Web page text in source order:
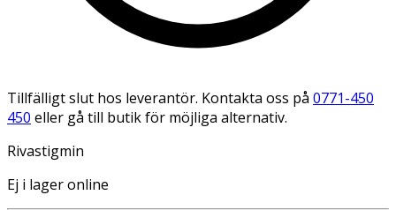
Tillfälligt slut hos leverantör. Kontakta oss på 0771-450
450 eller gå till butik för möjliga alternativ.
Rivastigmin
Ej i lager online